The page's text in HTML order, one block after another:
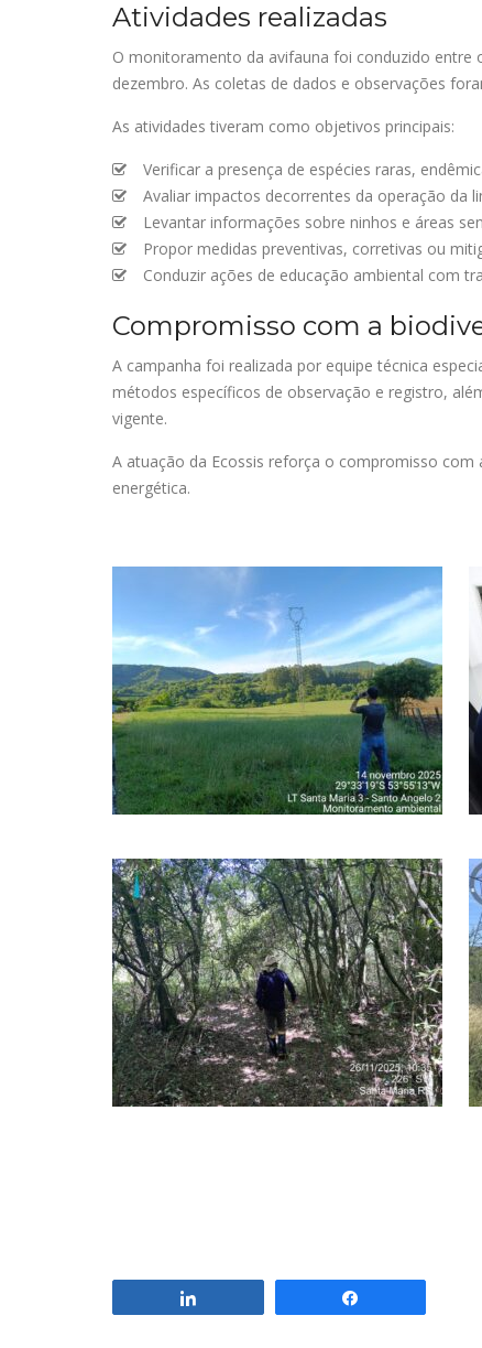
Atividades realizadas
O monitoramento da avifauna foi conduzido entre
dezembro. As coletas de dados e observações
As atividades tiveram como objetivos principais:
Verificar a presença de espécies raras,
Avaliar impactos decorrentes da operação da
Levantar informações sobre ninhos e áreas
Propor medidas preventivas, corretivas ou
Conduzir ações de educação ambiental com
Compromisso com a
A campanha foi realizada por equipe técnica
métodos específicos de observação e registro,
vigente.
A atuação da Ecossis reforça o compromisso
energética.